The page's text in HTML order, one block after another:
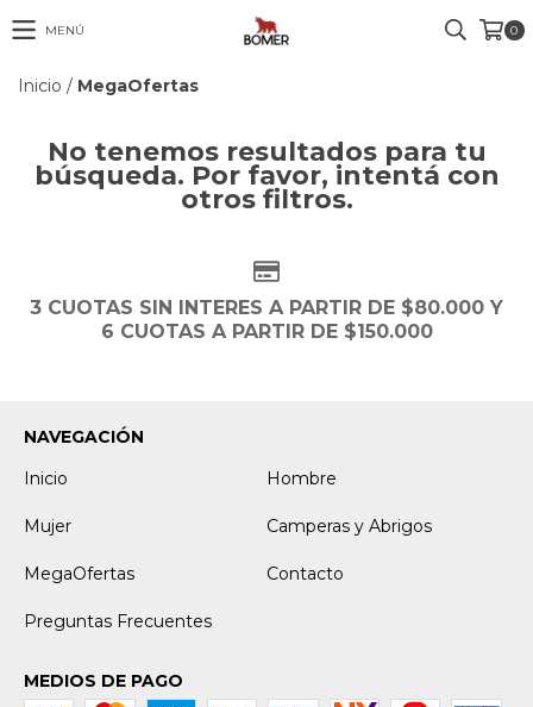
MENÚ 0
Inicio / MegaOfertas
No tenemos resultados para tu
búsqueda. Por favor, intentá con
otros filtros.
3 CUOTAS SIN INTERES A PARTIR DE $80.000 Y
6 CUOTAS A PARTIR DE $150.000
NAVEGACIÓN
Inicio
Hombre
Mujer Camperas y Abrigos
MegaOfertas Contacto
Preguntas Frecuentes
MEDIOS DE PAGO